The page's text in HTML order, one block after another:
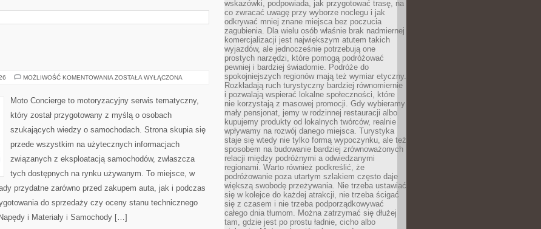
MOŻLIWOŚĆ KOMENTOWANIA MOTORYZACJA
ZOSTAŁA WYŁĄCZONA
Moto Concierge to motoryzacyjny serwis tematyczny,
który został przygotowany z myślą o osobach
szukających wiedzy o samochodach. Strona skupia się
przede wszystkim na użytecznych informacjach
związanych z eksploatacją samochodów, zwłaszcza
tych dostępnych na rynku używanym. To miejsce, w
przydatne zarówno przed zakupem auta, jak i podczas
do sprzedaży czy oceny stanu technicznego
i Materiały i Samochody […]
wskazówki, podpowiada, jak przygotować trasę, na
co zwracać uwagę przy wyborze noclegu i jak
odkrywać mniej znane miejsca bez poczucia
zagubienia. Dla wielu osób właśnie brak nadmiernej
komercjalizacji jest największym atutem takich
wyjazdów, ale jednocześnie potrzebują one
prostych narzędzi, które pomogą podróżować
pewniej i bardziej świadomie. Podróże do
spokojniejszych regionów mają też wymiar etyczny.
Rozkładają ruch turystyczny bardziej równomiernie
i pozwalają wspierać lokalne społeczności, które
nie korzystają z masowej promocji. Gdy wybieramy
mały pensjonat, jemy w rodzinnej restauracji albo
kupujemy produkty od lokalnych twórców, realnie
wpływamy na rozwój danego miejsca. Turystyka
staje się wtedy nie tylko formą wypoczynku, ale też
sposobem na budowanie bardziej zrównoważonych
relacji między podróżnymi a odwiedzanymi
regionami. Warto również podkreślić, że
podróżowanie poza utartym szlakiem często daje
większą swobodę przeżywania. Nie trzeba ustawiać
się w kolejce do każdej atrakcji, nie trzeba ścigać
się z czasem i nie trzeba podporządkowywać
całego dnia tłumom. Można zatrzymać się dłużej
tam, gdzie jest po prostu ładnie, cicho albo